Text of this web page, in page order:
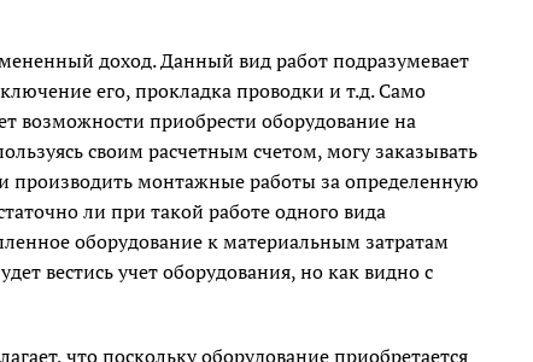
доход. Данный вид работ подразумевает
его, прокладка проводки и т.д. Само
возможности приобрести оборудование на
своим расчетным счетом, могу заказывать
производить монтажные работы за определенную
ли при такой работе одного вида
оборудование к материальным затратам
вестись учет оборудования, но как видно с
что поскольку оборудование приобретается